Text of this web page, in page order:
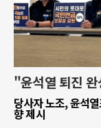
"윤석열 퇴진
당사자 노조, 윤석
향 제시